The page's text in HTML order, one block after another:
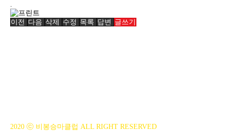
.
이전 다음 삭제 수정 목록 답변 글쓰기
2020 ⓒ 비봉승마클럽 ALL RIGHT RESERVED